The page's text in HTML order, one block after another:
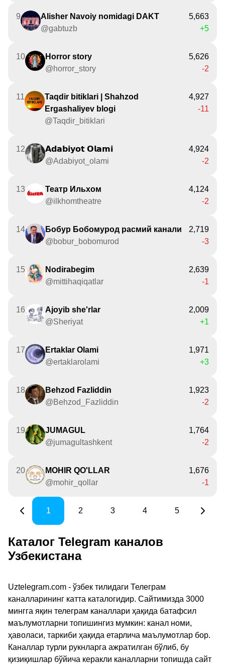
9
Alisher Navoiy nomidagi DAKT
@gabtuzb
5,663
+5
10
Horror story
@horror_story
5,626
-2
11
Taqdir bitiklari | Shahzod
Ergashaliyev blogi
@Taqdir_bitiklari
4,927
-11
12
𝗔𝗱𝗮𝗯𝗶𝘆𝗼𝘁 𝗢𝗹𝗮𝗺𝗶
@Adabiyot_olami
4,924
-2
13
Театр Ильхом
@ilkhomtheatre
4,124
-2
14
Бобур Бобомурод расмий канали
@bobur_bobomurod
2,719
-3
15
Nodirabegim
@mittihaqiqatlar
2,639
-1
16
Ajoyib she'rlar
@Sheriyat
2,009
+1
17
Ertaklar Olami
@ertaklarolami
1,971
+3
18
Behzod Fazliddin
@Behzod_Fazliddin
1,923
-2
19
JUMAGUL
@jumagultashkent
1,764
-2
20
MOHIR QO'LLAR
@mohir_qollar
1,676
-1
1 2 3 4 5
Каталог Telegram каналов
Узбекистана
Uztelegram.com - ўзбек тилидаги Телеграм
каналларининг катта каталогидир. Сайтимизда 3000
мингга яқин телеграм каналлари ҳақида батафсил
маълумотларни топишингиз мумкин: канал номи,
ҳаволаси, таркиби ҳақида етарлича маълумотлар бор.
Каналлар турли рукнларга ажратилган бўлиб, бу
қизиқишлар бўйича керакли каналларни топишда сайт